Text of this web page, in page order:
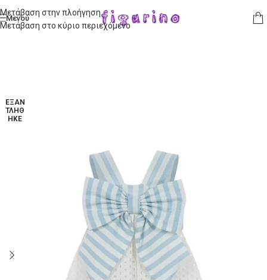
Μετάβαση στην πλοήγηση
Μετάβαση στο κύριο περιεχόμενο
Μενού
ΕΞΑΝ
ΤΛΉΘ
ΗΚΕ